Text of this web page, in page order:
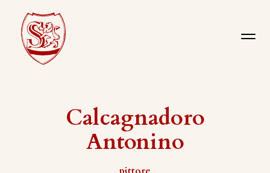
Calcagnadoro
Antonino